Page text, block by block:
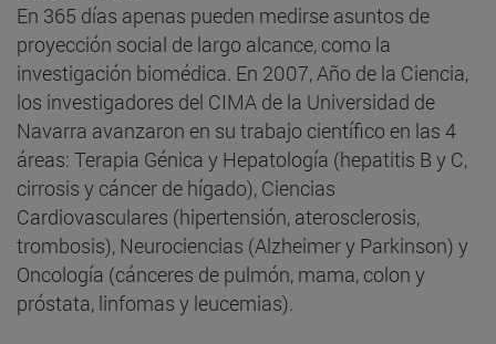
En 365 días apenas pueden medirse asuntos de
proyección social de largo alcance, como la
investigación biomédica. En 2007, Año de la Ciencia,
los investigadores del CIMA de la Universidad de
Navarra avanzaron en su trabajo científico en las 4
áreas: Terapia Génica y Hepatología (hepatitis B y C,
cirrosis y cáncer de hígado), Ciencias
Cardiovasculares (hipertensión, aterosclerosis,
trombosis), Neurociencias (Alzheimer y Parkinson) y
Oncología (cánceres de pulmón, mama, colon y
próstata, linfomas y leucemias).